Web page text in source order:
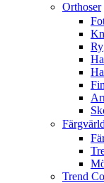
Orthoser
Trend